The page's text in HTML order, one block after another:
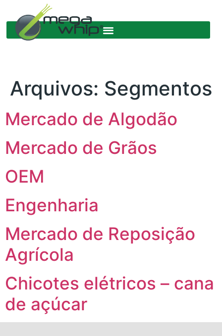
Arquivos: Segmentos
Mercado de Algodão
Mercado de Grãos
OEM
Engenharia
Mercado de Reposição
Agrícola
Chicotes elétricos – cana
de açúcar